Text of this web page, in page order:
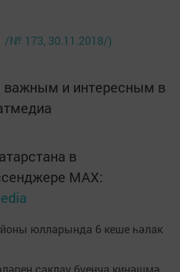
/№ 173, 30.11.2018/)
и интересным в
в
MАХ:
юлларында 6 кеше һәлак